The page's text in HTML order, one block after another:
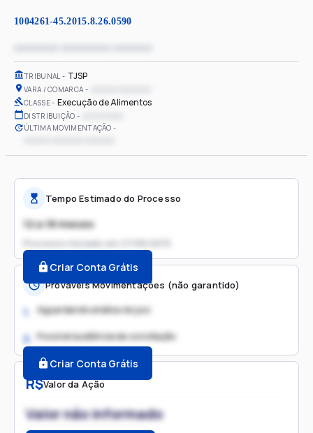
1004261-45.2015.8.26.0590
TRIBUNAL TJSP
VARA / COMARCA
CLASSE Execução de Alimentos
DISTRIBUIÇÃO
ÚLTIMA MOVIMENTAÇÃO
R$Valor da Ação
Valor não informado
Tempo Estimado do Processo
12 a 18 meses
Processo iniciado em
Criar Conta Grátis
Prováveis Movimentações (não garantido)
1. Aguardando análise do juiz
2. Possível audiência de conciliação
Criar Conta Grátis